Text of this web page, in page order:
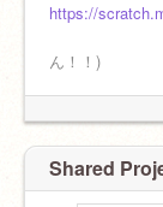
✎文系
✎結構最近来
https://
ん！！)
Shared